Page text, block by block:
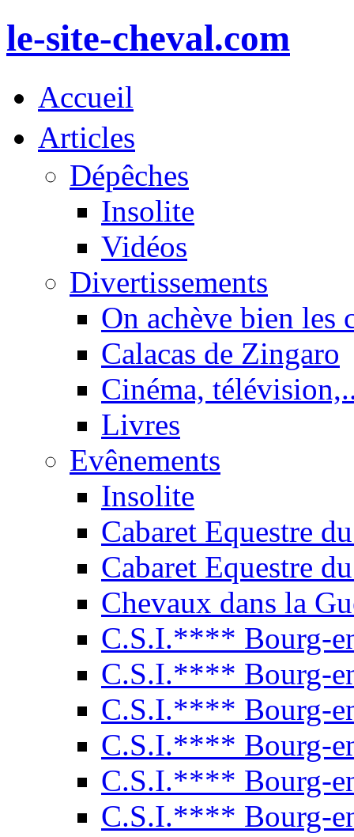
le-site-cheval.com
Accueil
Articles
Dépêches
Insolite
Vidéos
Divertissements
On achève bien les
Calacas de Zingaro
Cinéma,
Livres
Evênements
Insolite
Cabaret Equestre
Cabaret Equestre
Chevaux dans la
C.S.I.**** Bourg-
C.S.I.**** Bourg-
C.S.I.**** Bourg-
C.S.I.**** Bourg-
C.S.I.**** Bourg-
C.S.I.**** Bourg-